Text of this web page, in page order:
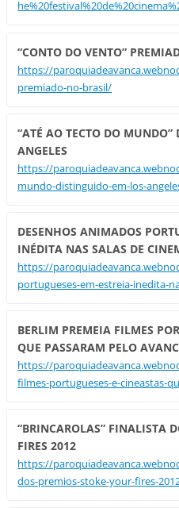
“CONTO DO VENTO”
https://
premiado-no-brasil/
“ATÉ AO TECTO DO
ANGELES
https://
mundo-distinguido-em-los-
DESENHOS ANIMADOS
INÉDITA NAS SALAS DE
https://
portugueses-em-estreia-inedita-
BERLIM PREMEIA FILMES
QUE PASSARAM PELO
https://
filmes-portugueses-e-cineastas-
“BRINCAROLAS” FINALISTA
FIRES 2012
https://
dos-premios-stoke-your-fires-